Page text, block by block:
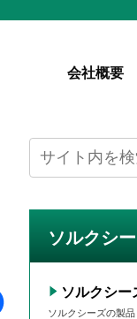
会社概要
ソルクシ
ソルクシー
ソルクシーズの製